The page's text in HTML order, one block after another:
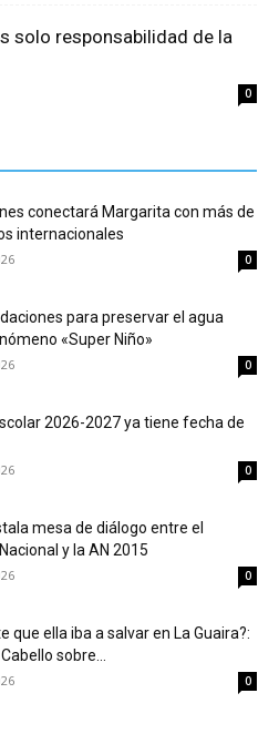
solo responsabilidad de la
0
conectará Margarita con más de
internacionales
0
para preservar el agua
«Super Niño»
0
2026-2027 ya tiene fecha de
0
mesa de diálogo entre el
y la AN 2015
0
que ella iba a salvar en La Guaira?:
sobre...
0